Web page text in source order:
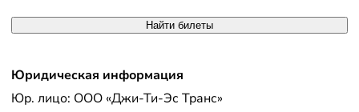
Найти билеты
Юридическая информация
Юр. лицо: ООО «Джи-Ти-Эс Транс»